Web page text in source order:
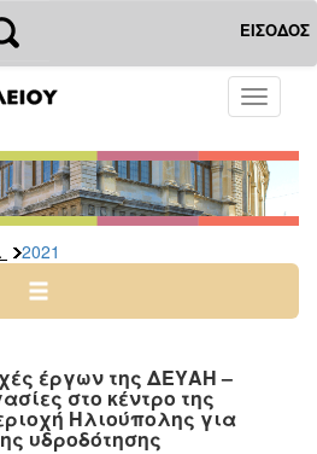
ΕΙΣΟΔΟΣ
Toggle
2021
έργων της ΔΕΥΑΗ –
στο κέντρο της
Ηλιούπολης για
υδροδότησης